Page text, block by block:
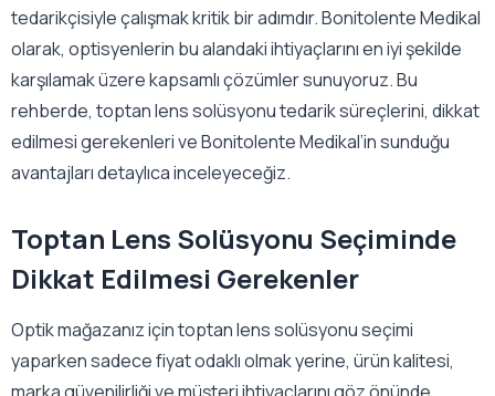
tedarikçisiyle çalışmak kritik bir adımdır. Bonitolente Medikal
olarak, optisyenlerin bu alandaki ihtiyaçlarını en iyi şekilde
karşılamak üzere kapsamlı çözümler sunuyoruz. Bu
rehberde, toptan lens solüsyonu tedarik süreçlerini, dikkat
edilmesi gerekenleri ve Bonitolente Medikal’in sunduğu
avantajları detaylıca inceleyeceğiz.
Toptan Lens Solüsyonu Seçiminde
Dikkat Edilmesi Gerekenler
Optik mağazanız için toptan lens solüsyonu seçimi
yaparken sadece fiyat odaklı olmak yerine, ürün kalitesi,